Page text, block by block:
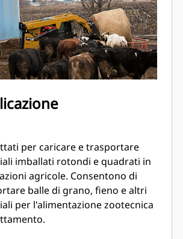
per caricare e trasportare
imballati rotondi e quadrati in
agricole. Consentono di
balle di grano, fieno e altri
per l'alimentazione zootecnica